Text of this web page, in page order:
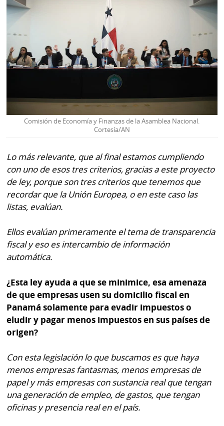
Comisión de Economía y Finanzas de la Asamblea Nacional.
Cortesía/AN
Lo más relevante, que al final estamos cumpliendo
con uno de esos tres criterios, gracias a este proyecto
de ley, porque son tres criterios que tenemos que
recordar que la Unión Europea, o en este caso las
listas, evalúan.
Ellos evalúan primeramente el tema de transparencia
fiscal y eso es intercambio de información
automática.
¿Esta ley ayuda a que se minimice, esa amenaza
de que empresas usen su domicilio fiscal en
Panamá solamente para evadir impuestos o
eludir y pagar menos impuestos en sus países de
origen?
Con esta legislación lo que buscamos es que haya
menos empresas fantasmas, menos empresas de
papel y más empresas con sustancia real que tengan
una generación de empleo, de gastos, que tengan
oficinas y presencia real en el país.